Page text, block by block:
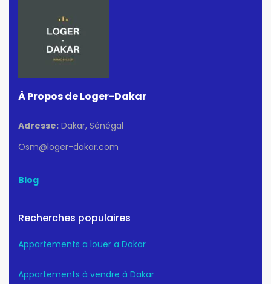
À Propos de Loger-Dakar
Adresse: Dakar, Sénégal
Osm@loger-dakar.com
Blog
Recherches populaires
Appartements a louer a Dakar
Appartements à vendre à Dakar